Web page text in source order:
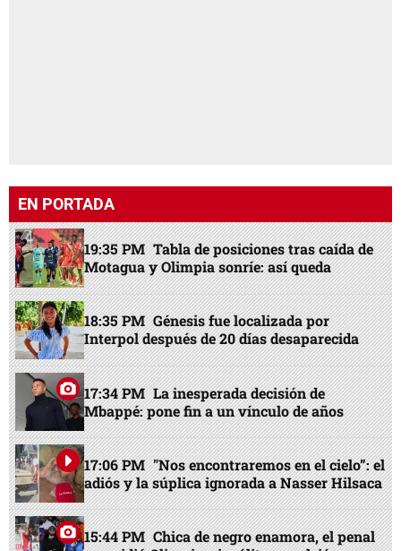
EN PORTADA
19:35 PM Tabla de posiciones tras caída de
Motagua y Olimpia sonríe: así queda
18:35 PM Génesis fue localizada por
Interpol después de 20 días desaparecida
17:34 PM La inesperada decisión de
Mbappé: pone fin a un vínculo de años
17:06 PM "Nos encontraremos en el cielo”: el
adiós y la súplica ignorada a Nasser Hilsaca
15:44 PM Chica de negro enamora, el penal